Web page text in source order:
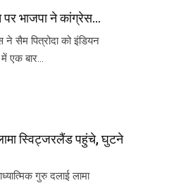
पर भाजपा ने कांग्रेस...
सैम पित्रोदा को इंडियन
एक बार...
स्विट्जरलैंड पहुंचे, घुटने
गुरु दलाई लामा